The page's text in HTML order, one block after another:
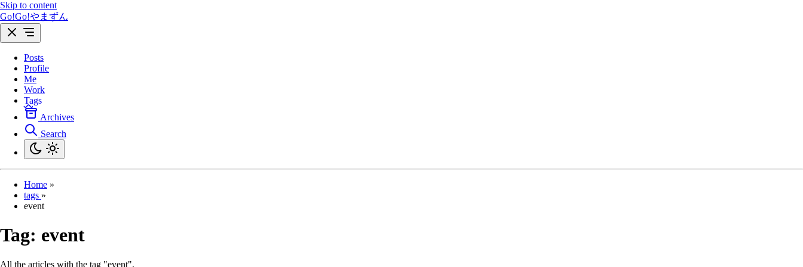
Skip to content
Go!Go!やまずん
Posts
Profile
Me
Work
Tags
Archives
Search
Home »
tags »
event
Tag: event
All the articles with the tag "event".